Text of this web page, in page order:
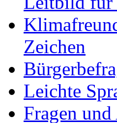
Zeichen
Leichte
Fragen